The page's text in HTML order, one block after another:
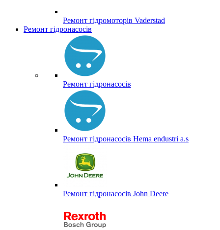
Ремонт гідромоторів Vaderstad
Ремонт гідронасосів
Ремонт гідронасосів
Ремонт гідронасосів Hema endustri a.s
Ремонт гідронасосів John Deere